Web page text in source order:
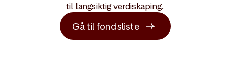
til langsiktig verdiskaping.
Gå til fondsliste